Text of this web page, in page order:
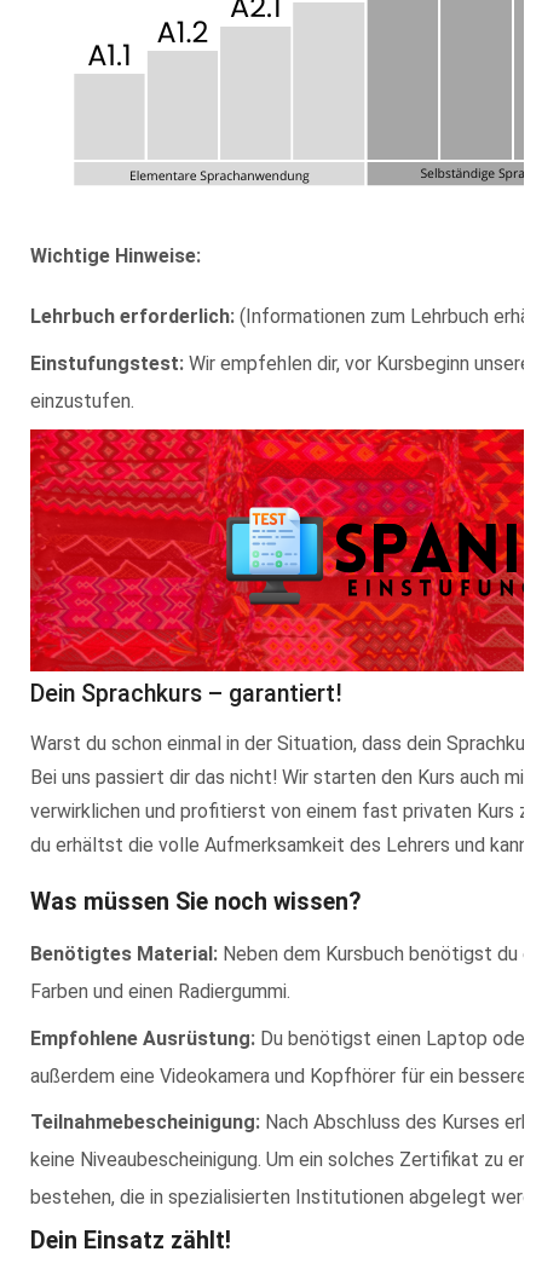
Wichtige Hinweise:
Lehrbuch erforderlich: (Informationen zum Lehrbuch
Einstufungstest: Wir empfehlen dir, vor Kursbeginn
einzustufen.
Dein Sprachkurs – garantiert!
Warst du schon einmal in der Situation, dass dein
Bei uns passiert dir das nicht! Wir starten den Kurs auch
verwirklichen und profitierst von einem fast privaten Kurs
du erhältst die volle Aufmerksamkeit des Lehrers und
Was müssen Sie noch wissen?
Benötigtes Material: Neben dem Kursbuch benötigst du
Farben und einen Radiergummi.
Empfohlene Ausrüstung: Du benötigst einen Laptop oder
außerdem eine Videokamera und Kopfhörer für ein besseres
Teilnahmebescheinigung: Nach Abschluss des Kurses
keine Niveaubescheinigung. Um ein solches Zertifikat zu
bestehen, die in spezialisierten Institutionen abgelegt
Dein Einsatz zählt!